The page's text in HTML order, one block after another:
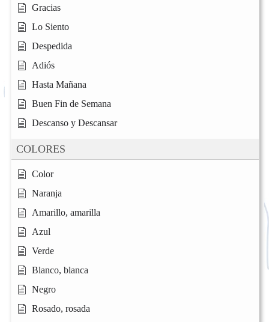
Gracias
Lo Siento
Despedida
Adiós
Hasta Mañana
Buen Fin de Semana
Descanso y Descansar
COLORES
Color
Naranja
Amarillo, amarilla
Azul
Verde
Blanco, blanca
Negro
Rosado, rosada